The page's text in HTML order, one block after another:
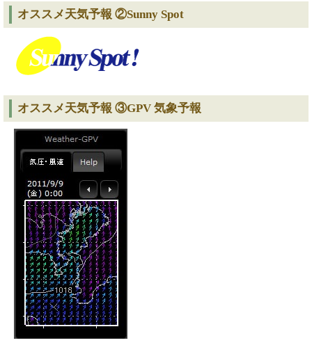
オススメ天気予報 ②Sunny Spot
オススメ天気予報 ③GPV 気象予報